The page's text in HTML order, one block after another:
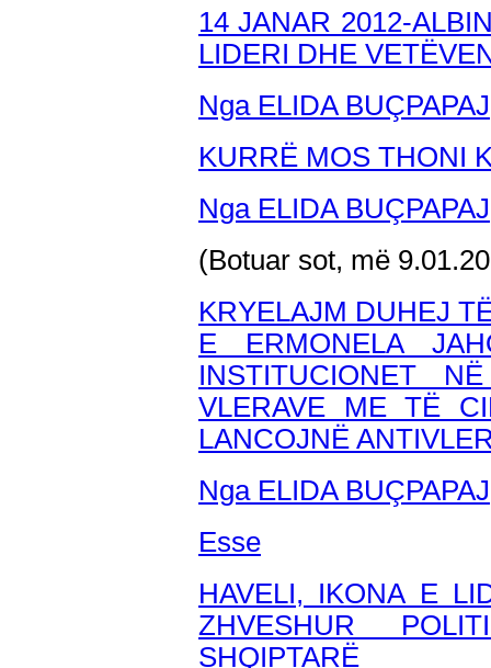
14 JANAR 2012-
LIDERI DHE
Nga ELIDA BUÇPAPAJ
KURRË MOS THONI
Nga ELIDA BUÇPAPAJ
(Botuar sot, më
KRYELAJM DUHEJ
E ERMONELA
INSTITUCIONET
VLERAVE ME TË
LANCOJNË
Nga ELIDA BUÇPAPAJ
Esse
HAVELI, IKONA E
ZHVESHUR
SHQIPTARË